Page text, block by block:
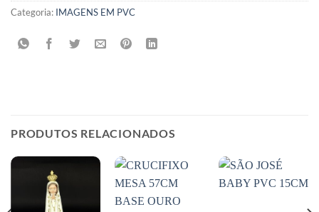
Categoria: IMAGENS EM PVC
PRODUTOS RELACIONADOS